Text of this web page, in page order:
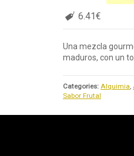
6.41€
Una mezcla
maduros, con un
Categories: Alquimia
Sabor Frutal